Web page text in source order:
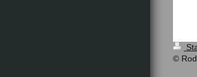
©